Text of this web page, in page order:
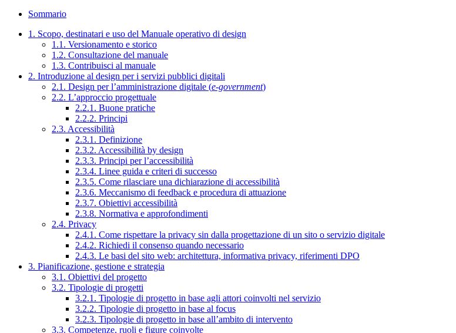
Sommario
1. Scopo, destinatari e uso del Manuale operativo di design
1.1. Versionamento e storico
1.2. Consultazione del manuale
1.3. Contribuisci al manuale
2. Introduzione al design per i servizi pubblici digitali
2.1. Design per l’amministrazione digitale (e-government)
2.2. L’approccio progettuale
2.2.1. Buone pratiche
2.2.2. Principi
2.3. Accessibilità
2.3.1. Definizione
2.3.2. Accessibilità by design
2.3.3. Principi per l’accessibilità
2.3.4. Linee guida e criteri di successo
2.3.5. Come rilasciare una dichiarazione di accessibilità
2.3.6. Meccanismo di feedback e procedura di attuazione
2.3.7. Obiettivi accessibilità
2.3.8. Normativa e approfondimenti
2.4. Privacy
2.4.1. Come rispettare la privacy sin dalla progettazione di un sito o servizio digitale
2.4.2. Richiedi il consenso quando necessario
2.4.3. Le basi del sito web: architettura, informativa privacy, riferimenti DPO
3. Pianificazione, gestione e strategia
3.1. Obiettivi del progetto
3.2. Tipologie di progetti
3.2.1. Tipologie di progetto in base agli attori coinvolti nel servizio
3.2.2. Tipologie di progetto in base al focus
3.2.3. Tipologie di progetto in base all’ambito di intervento
3.3. Competenze, ruoli e figure coinvolte